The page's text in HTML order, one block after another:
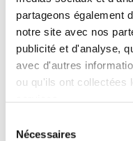
partageons également
notre site avec nos
publicité et d'analyse,
avec d'autres
ou qu'ils ont collectées
Nécessaires
Note Importante : Alors
amusement, elle n'est pas
exigences des freestyle.
vous êtes intéressé par
choisir l'une de nos
Spécifications